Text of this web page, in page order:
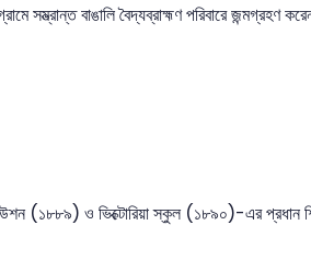
বাঙালি বৈদ্যব্রাহ্মণ পরিবারে জন্মগ্রহণ
(১৮৮৯) ও ভিক্টোরিয়া স্কুল (১৮৯০)-এর প্রধান